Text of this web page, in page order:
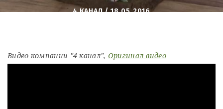
4 КАНАЛ / 18.05.2016
Видео компании "4 канал", Оригинал видео